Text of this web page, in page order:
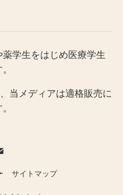
学生をはじめ医療学生
当メディアは適格販売に
サイトマップ